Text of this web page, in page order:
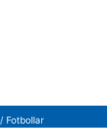
/ Fotbollar